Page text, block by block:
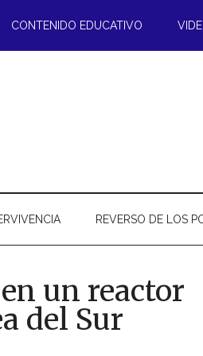
CONTENIDO EDUCATIVO
REVERSO DE LOS
un reactor
del Sur